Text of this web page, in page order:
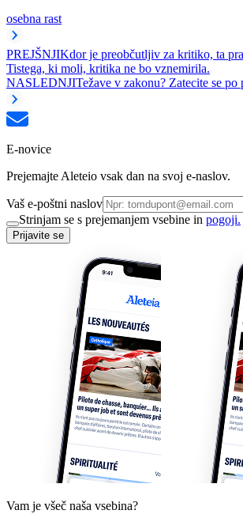
osebna rast
PREJŠNJIKdor je preobčutljiv za kritiko, ta
Tistega, ki moli, kritika ne bo vznemirila.
NASLEDNJITežave v zakonu? Zatecite se
E-novice
Prejemajte Aleteio vsak dan na svoj e-naslov.
Vaš e-poštni naslov
Strinjam se s prejemanjem vsebine in pogoji.
Prijavite se
Vam je všeč naša vsebina?